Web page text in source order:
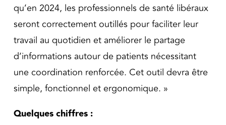
qu’en 2024, les professionnels de santé libéraux
seront correctement outillés pour faciliter leur
travail au quotidien et améliorer le partage
d’informations autour de patients nécessitant
une coordination renforcée. Cet outil devra être
simple, fonctionnel et ergonomique. »
Quelques chiffres :